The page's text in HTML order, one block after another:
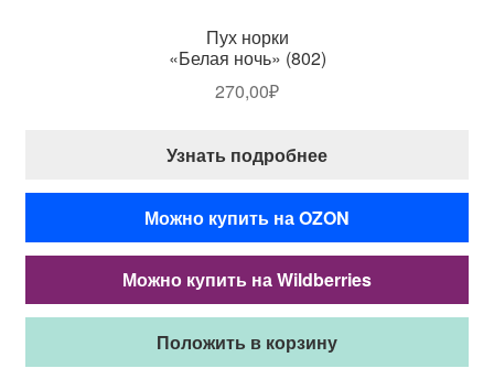
Пух норки
«Белая ночь» (802)
270,00₽
Узнать подробнее
Можно купить на OZON
Можно купить на Wildberries
Положить в корзину